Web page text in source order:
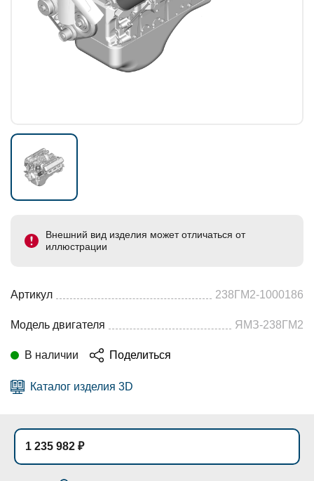
Внешний вид изделия может отличаться от
иллюстрации
Артикул 238ГМ2-1000186
Модель двигателя ЯМЗ-238ГМ2
В наличии Поделиться
Каталог изделия 3D
1 235 982 ₽